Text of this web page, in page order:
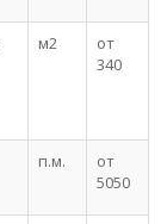
м2
от
340
п.м.
от
5050